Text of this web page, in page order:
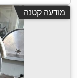
מודעה קטנה